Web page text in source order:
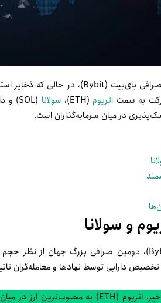
به سمت اتریوم (ETH)، سولانا
در میان سرمایه‌گذاران است.
و سولانا
دارایی توسط نهادها و معامله‌گران